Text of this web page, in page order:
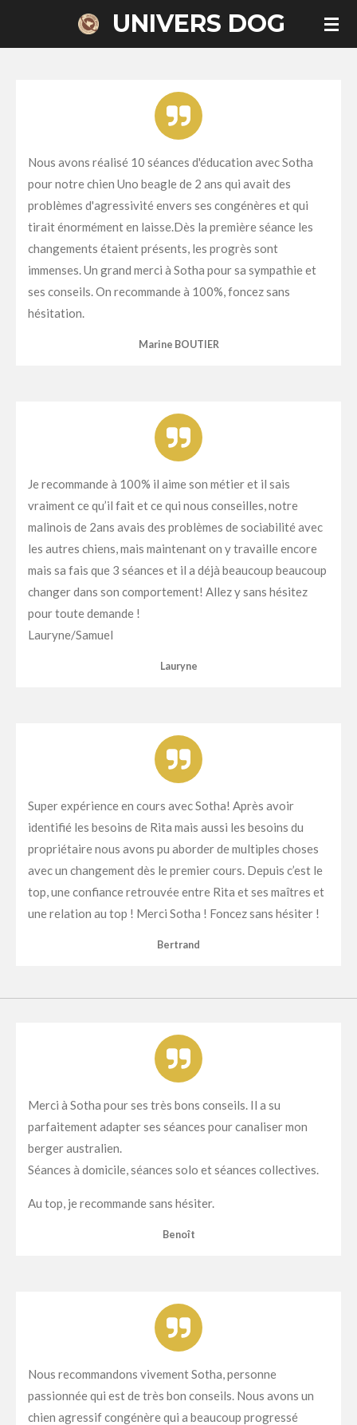
UNIVERS DOG
Nous avons réalisé 10 séances d'éducation avec Sotha
pour notre chien Uno beagle de 2 ans qui avait des
problèmes d'agressivité envers ses congénères et qui
tirait énormément en laisse.Dès la première séance les
changements étaient présents, les progrès sont
immenses. Un grand merci à Sotha pour sa sympathie et
ses conseils. On recommande à 100%, foncez sans
hésitation.
Marine BOUTIER
Je recommande à 100% il aime son métier et il sais
vraiment ce qu’il fait et ce qui nous conseilles, notre
malinois de 2ans avais des problèmes de sociabilité avec
les autres chiens, mais maintenant on y travaille encore
mais sa fais que 3 séances et il a déjà beaucoup beaucoup
changer dans son comportement! Allez y sans hésitez
pour toute demande !
Lauryne/Samuel
Lauryne
Super expérience en cours avec Sotha! Après avoir
identifié les besoins de Rita mais aussi les besoins du
propriétaire nous avons pu aborder de multiples choses
avec un changement dès le premier cours. Depuis c’est le
top, une confiance retrouvée entre Rita et ses maîtres et
une relation au top ! Merci Sotha ! Foncez sans hésiter !
Bertrand
Merci à Sotha pour ses très bons conseils. Il a su
parfaitement adapter ses séances pour canaliser mon
berger australien.
Séances à domicile, séances solo et séances collectives.
Au top, je recommande sans hésiter.
Benoît
Nous recommandons vivement Sotha, personne
passionnée qui est de très bon conseils. Nous avons un
chien agressif congénère qui a beaucoup progressé